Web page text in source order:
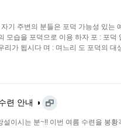
기 주변의 분들은 포덕 가능성 있
모습을 포덕으로 이용 하자 포 : 포
리가 됩시다 며 : 며느리 도 포덕의
련 안내 ◑
이시는 분~!! 이번 여름 수련을 봉